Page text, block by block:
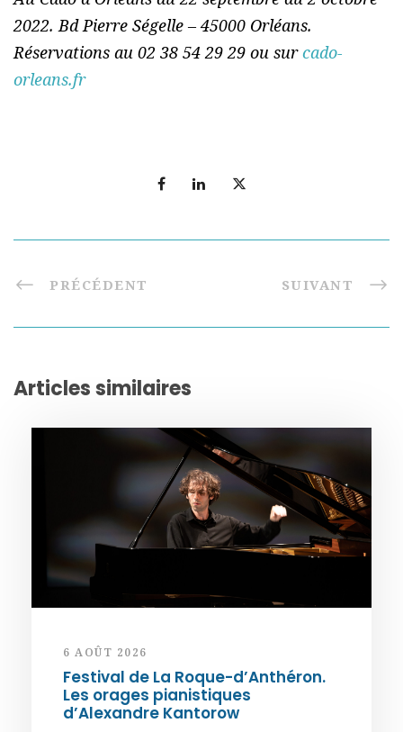
2022. Bd Pierre Ségelle – 45000 Orléans.
Réservations au 02 38 54 29 29 ou surcado-
orleans.fr
PRÉCÉDENT SUIVANT
Articles similaires
6 AOÛT 2026
Festival de La Roque-d’Anthéron.
Les orages pianistiques
d’Alexandre Kantorow